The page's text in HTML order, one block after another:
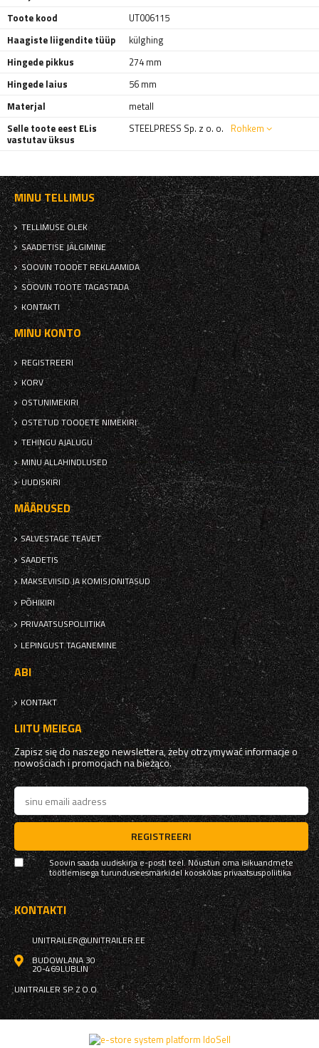
Toote kood
UT006115
Haagiste liigendite tüüp
külghing
Hingede pikkus
274 mm
Hingede laius
56 mm
Materjal
metall
Selle toote eest ELis
vastutav üksus
STEELPRESS Sp. z o. o. Rohkem
MINU TELLIMUS
TELLIMUSE OLEK
SAADETISE JÄLGIMINE
SOOVIN TOODET REKLAAMIDA
SOOVIN TOOTE TAGASTADA
KONTAKTI
MINU KONTO
REGISTREERI
KORV
OSTUNIMEKIRI
OSTETUD TOODETE NIMEKIRI
TEHINGU AJALUGU
MINU ALLAHINDLUSED
UUDISKIRI
MÄÄRUSED
SALVESTAGE TEAVET
SAADETIS
MAKSEVIISID JA KOMISJONITASUD
PÕHIKIRI
PRIVAATSUSPOLIITIKA
LEPINGUST TAGANEMINE
ABI
KONTAKT
LIITU MEIEGA
Zapisz się do naszego newslettera, żeby otrzymywać informacje o
nowościach i promocjach na bieżąco.
REGISTREERI
Soovin saada uudiskirja e-posti teel. Nõustun oma isikuandmete
töötlemisega turunduseesmärkidel kooskõlasprivaatsuspoliitika
KONTAKTI
UNITRAILER@UNITRAILER.EE
BUDOWLANA 30
20-469LUBLIN
UNITRAILER SP. Z O.O.